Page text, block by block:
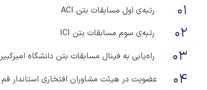
01 رتبه‌ی اول مسابقات بتن ACI
02 رتبه‌ی سوم مسابقات بتن ICI
03 راه‌یابی به فینال مسابقات بتن دانشگاه امیرکبیر
04 عضویت در هیئت مشاوران افتخاری استاندار قم